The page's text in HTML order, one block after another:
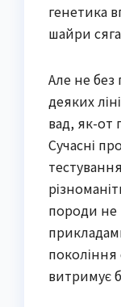
генетика
шайри
Але не без
деяких
вад, як-от
Сучасні
породи не
витримує